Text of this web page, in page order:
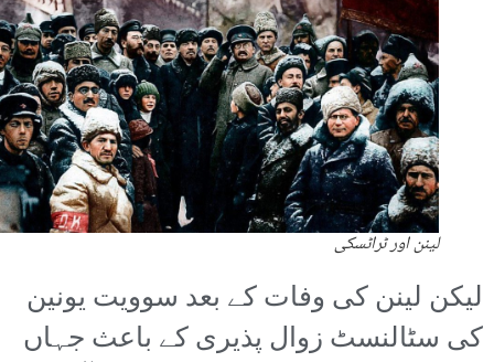
لینن اور ٹراٹسکی
لیکن لینن کی وفات کے بعد سوویت یونین
کی سٹالنسٹ زوال پذیری کے باعث جہاں